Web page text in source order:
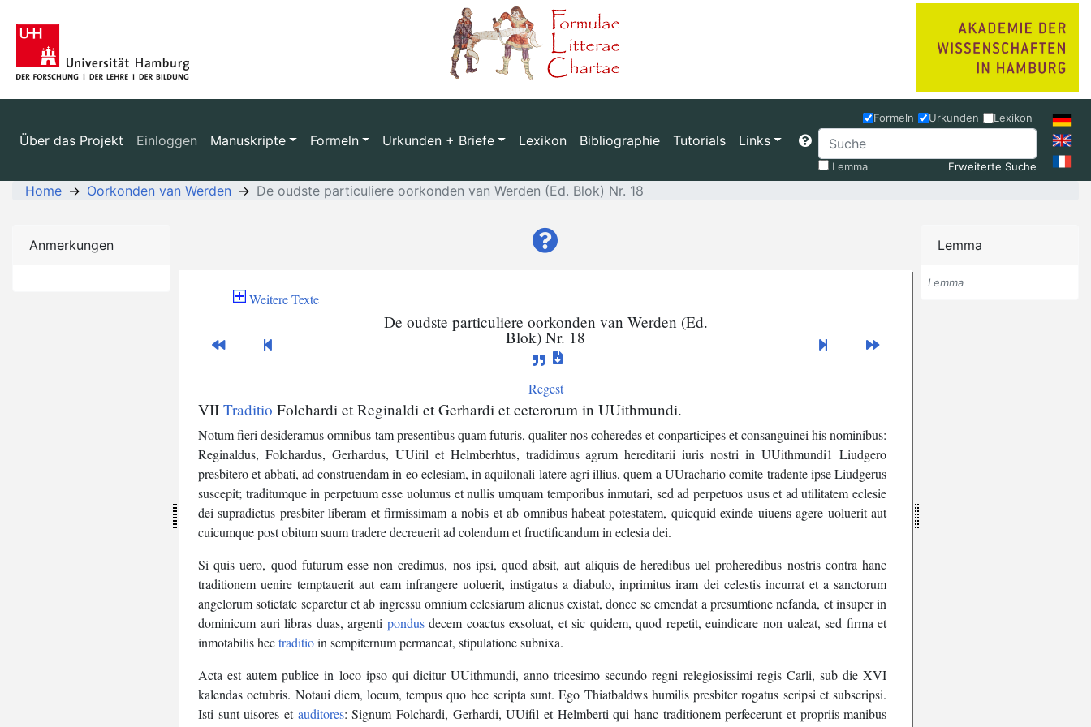
Über das Projekt Einloggen Manuskripte Formeln Urkunden + Briefe Lexikon Bibliographie Tutorials Links
Formeln Urkunden Lexikon
Lemma Erweiterte Suche
Home Oorkonden van Werden De oudste particuliere oorkonden van Werden (Ed. Blok) Nr. 18
Weitere Texte
De oudste particuliere oorkonden van Werden (Ed.
Blok) Nr. 18
Regest
VII Traditio Folchardi et Reginaldi et Gerhardi et ceterorum in UUithmundi.
Notumfieri desideramus omnibus tam presentibus quam futuris,qualiternos coheredes et conparticipes et consanguinei hisnominibus:
Reginaldus, Folchardus, Gerhardus, UUifil et Helmberhtus, tradidimus agrum hereditarii iuris nostri in UUithmundi1 Liudgero
presbitero et abbati, ad construendam in eo eclesiam,in aquilonali latere agri illius,quem a UUrachario comite tradente ipse Liudgerus
suscepit; traditumque in perpetuum esse uolumus et nullis umquam temporibus inmutari, sed ad perpetuos usus et ad utilitatem eclesie
dei supradictus presbiter liberam et firmissimam a nobis et ab omnibus habeat potestatem, quicquid exinde uiuens agere uoluerit aut
cuicumquepostobitumsuumtraderedecreueritad colendumetfructificandumin eclesia dei.
Si quis uero, quod futurum esse non credimus, nos ipsi,quod absit,aut aliquis de heredibus uel proheredibus nostris contra hanc
traditionem uenire temptauerit aut eam infrangere uoluerit, instigatus a diabulo,inprimitus iram dei celestis incurrat et a sanctorum
angelorum sotietate separetur et ab ingressu omnium eclesiarum alienus existat,donec se emendat a presumtione nefanda, et insuper in
dominicum auri libras duas,argenti pondus decem coactus exsoluat, et sic quidem,quod repetit,euindicare non ualeat,sed firma et
inmotabilishectraditioin sempiternumpermaneat,stipulationesubnixa.
Acta est autem publice in loco ipso qui dicitur UUithmundi,anno tricesimo secundo regni relegiosissimi regis Carli, sub die XVI
kalendas octubris. Notaui diem, locum,tempus quo hec scripta sunt.Ego Thiatbaldws humilis presbiter rogatus scripsi et subscripsi.
Isti sunt uisores et auditores:Signum Folchardi, Gerhardi,UUifil et Helmberti qui hanc traditionem perfecerunt et propriis manibus
Anmerkungen Lemma
Lemma